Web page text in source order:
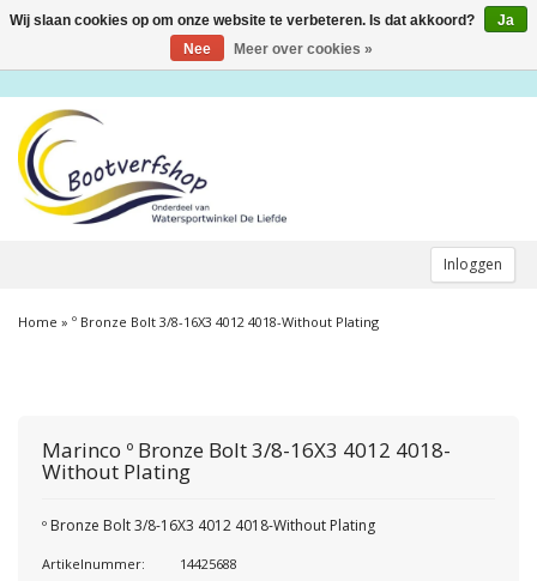
Inloggen
Toggle
Home » º Bronze Bolt 3/8-16X3 4012 4018-Without Plating
Marinco º Bronze Bolt 3/8-16X3 4012 4018-
Without Plating
º Bronze Bolt 3/8-16X3 4012 4018-Without Plating
Artikelnummer: 14425688
Wij slaan cookies op om onze website te verbeteren. Is dat akkoord?
Ja
Nee
Meer over cookies »